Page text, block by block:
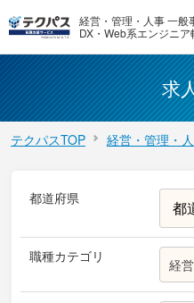
経営・管理・人事 一般
DX・Web系エンジニア
求
テクパスTOP 経営・管理・
都道府県
職種カテゴリ 経